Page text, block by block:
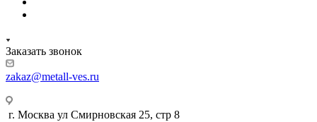
Заказать звонок
zakaz@metall-ves.ru
г. Москва ул Смирновская 25, стр 8